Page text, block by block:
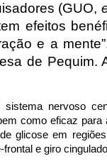
(GUO,
efeitos
e a
de
nervoso
como eficaz
glicose em
e giro